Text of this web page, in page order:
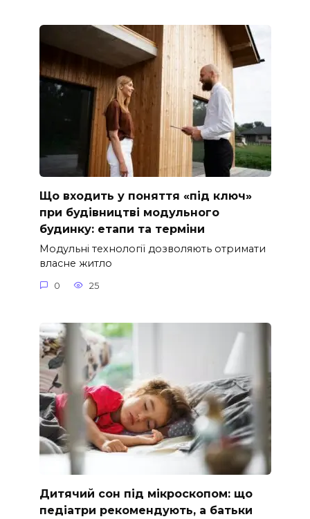
Що входить у поняття «під ключ»
при будівництві модульного
будинку: етапи та терміни
Модульні технології дозволяють отримати
власне житло
0 25
Дитячий сон під мікроскопом: що
педіатри рекомендують, а батьки